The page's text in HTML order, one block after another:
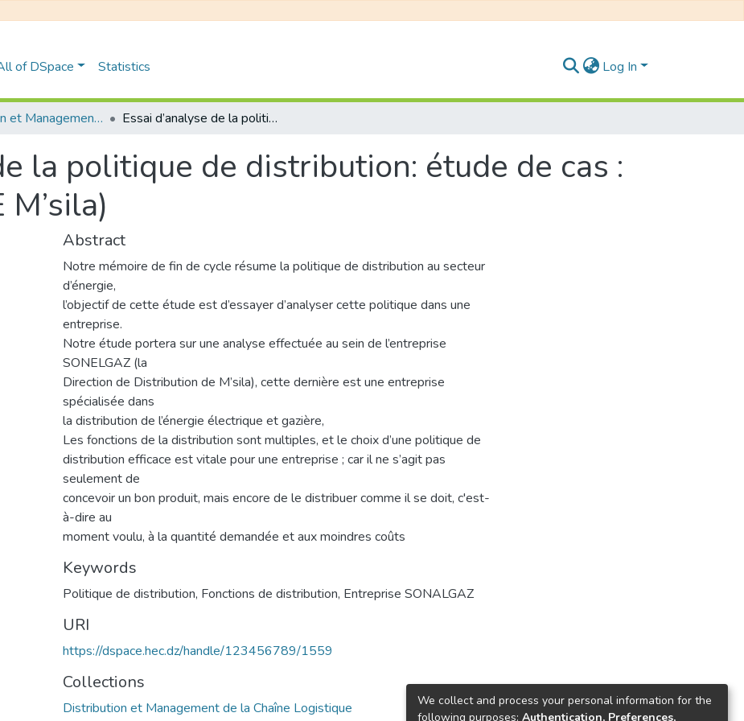
of DSpace Statistics Log In
Distribution et Management de la Chaîne Logistique Essai d’analyse de la politique de distribution: étude de cas : SONELGAZ (SDE M’sila)
la politique de distribution: étude de cas :
Abstract
Notre mémoire de fin de cycle résume la politique de distribution au secteur
d’énergie,
l’objectif de cette étude est d’essayer d’analyser cette politique dans une
entreprise.
Notre étude portera sur une analyse effectuée au sein de l’entreprise
SONELGAZ (la
Direction de Distribution de M’sila), cette dernière est une entreprise
spécialisée dans
la distribution de l’énergie électrique et gazière,
Les fonctions de la distribution sont multiples, et le choix d’une politique de
distribution efficace est vitale pour une entreprise ; car il ne s’agit pas
seulement de
concevoir un bon produit, mais encore de le distribuer comme il se doit, c'est-
à-dire au
moment voulu, à la quantité demandée et aux moindres coûts
Keywords
Politique de distribution, Fonctions de distribution, Entreprise SONALGAZ
URI
https://dspace.hec.dz/handle/123456789/1559
Collections
Distribution et Management de la Chaîne Logistique
We collect and process your personal information for the
following purposes: Authentication, Preferences,